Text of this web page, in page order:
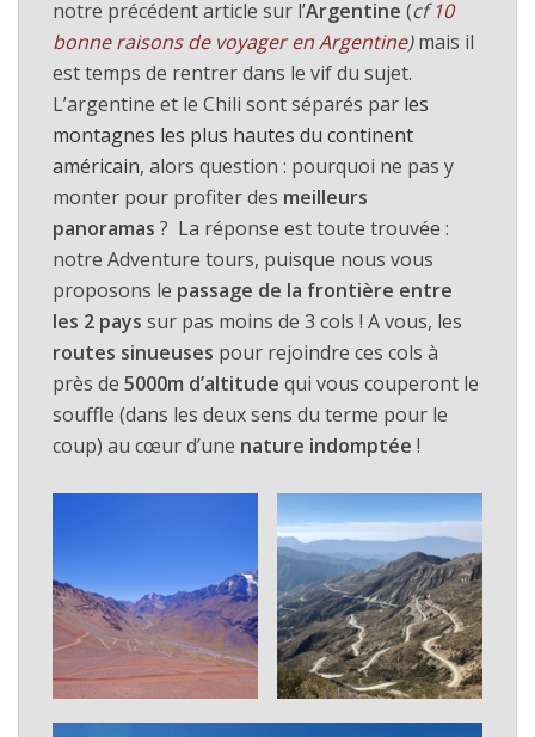
notre précédent article sur l’Argentine (cf10
bonne raisons de voyager en Argentine)mais il
est temps de rentrer dans le vif du sujet.
L’argentine et le Chili sont séparés par les
montagnes les plus hautes du continent
américain, alors question : pourquoi ne pas y
monter pour profiter des meilleurs
panoramas ? La réponse est toute trouvée :
notre Adventure tours, puisque nous vous
proposons le passage de la frontière entre
les 2 pays sur pas moins de 3 cols ! A vous, les
routes sinueuses pour rejoindre ces cols à
près de 5000m d’altitude qui vous couperont le
souffle (dans les deux sens du terme pour le
coup) au cœur d’une nature indomptée !